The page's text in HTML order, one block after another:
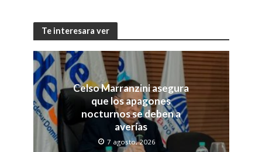
Te interesara ver
Celso Marranzini asegura
que los apagones
nocturnos se deben a
averías
7 agosto, 2026